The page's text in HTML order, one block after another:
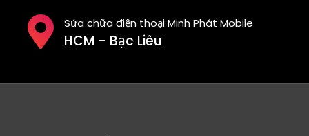
Sửa chữa điện thoại Minh Phát Mobile
HCM - Bạc Liêu